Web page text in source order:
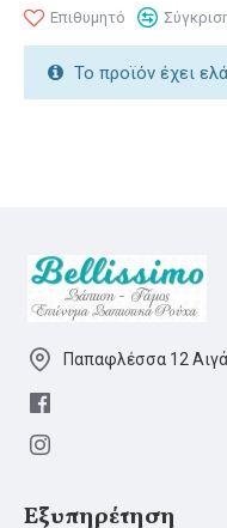
Επιθυμητό
Το προϊόν έχει
Παπαφλέσσα 12
Εξυπηρέτηση